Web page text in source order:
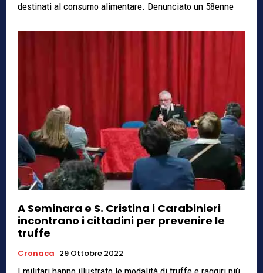
destinati al consumo alimentare. Denunciato un 58enne
A Seminara e S. Cristina i Carabinieri
incontrano i cittadini per prevenire le
truffe
Cronaca 29 Ottobre 2022